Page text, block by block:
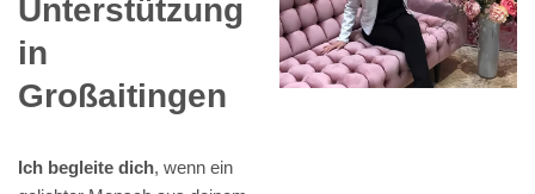
Unterstützung
in
Großaitingen
Ich begleite dich, wenn ein